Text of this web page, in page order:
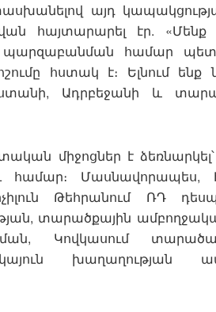
այդ
հայտարարել էր. «Մենք
պարզաբանման համար
հստակ է։ Ելնում ենք
Ադրբեջանի և
միջոցներ է
համար։
Թեհրանում ՌԴ
տարածքային
Կովկասում
խաղաղության